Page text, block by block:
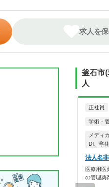
求人を
釜石市
人
正社員
学術・
メディ
DI、学
法人名
医療用医
の管理薬